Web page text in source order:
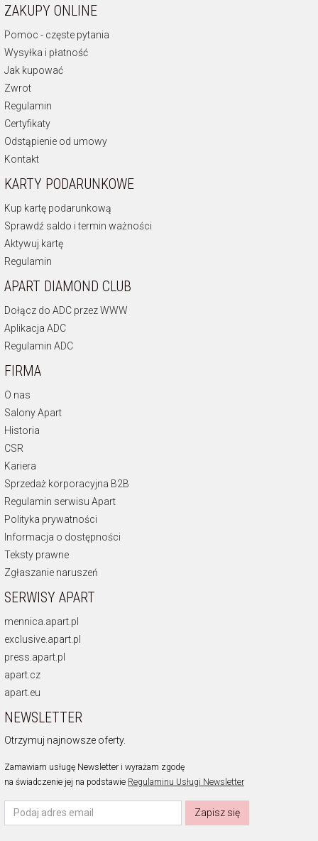
ZAKUPY ONLINE
Pomoc - częste pytania
Wysyłka i płatność
Jak kupować
Zwrot
Regulamin
Certyfikaty
Odstąpienie od umowy
Kontakt
KARTY PODARUNKOWE
Kup kartę podarunkową
Sprawdź saldo i termin ważności
Aktywuj kartę
Regulamin
APART DIAMOND CLUB
Dołącz do ADC przez WWW
Aplikacja ADC
Regulamin ADC
FIRMA
O nas
Salony Apart
Historia
CSR
Kariera
Sprzedaż korporacyjna B2B
Regulamin serwisu Apart
Polityka prywatności
Informacja o dostępności
Teksty prawne
Zgłaszanie naruszeń
SERWISY APART
mennica.apart.pl
exclusive.apart.pl
press.apart.pl
apart.cz
apart.eu
NEWSLETTER
Otrzymuj najnowsze oferty.
Zamawiam usługę Newsletter i wyrażam zgodę
na świadczenie jej na podstawie Regulaminu Usługi Newsletter
Zapisz się